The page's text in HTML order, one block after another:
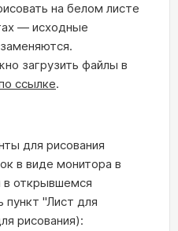
на белом листе
— исходные
загрузить файлы в
ссылке.
для рисования
в виде монитора в
в открывшемся
"Лист для
рисования):